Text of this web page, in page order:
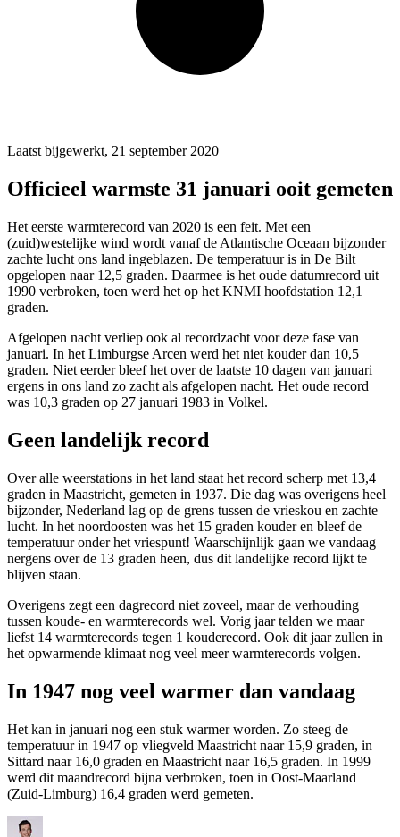
Laatst bijgewerkt, 21 september 2020
Officieel warmste 31 januari ooit gemeten
Het eerste warmterecord van 2020 is een feit. Met een
(zuid)westelijke wind wordt vanaf de Atlantische Oceaan bijzonder
zachte lucht ons land ingeblazen. De temperatuur is in De Bilt
opgelopen naar 12,5 graden. Daarmee is het oude datumrecord uit
1990 verbroken, toen werd het op het KNMI hoofdstation 12,1
graden.
Afgelopen nacht verliep ook al recordzacht voor deze fase van
januari. In het Limburgse Arcen werd het niet kouder dan 10,5
graden. Niet eerder bleef het over de laatste 10 dagen van januari
ergens in ons land zo zacht als afgelopen nacht. Het oude record
was 10,3 graden op 27 januari 1983 in Volkel.
Geen landelijk record
Over alle weerstations in het land staat het record scherp met 13,4
graden in Maastricht, gemeten in 1937. Die dag was overigens heel
bijzonder, Nederland lag op de grens tussen de vrieskou en zachte
lucht. In het noordoosten was het 15 graden kouder en bleef de
temperatuur onder het vriespunt! Waarschijnlijk gaan we vandaag
nergens over de 13 graden heen, dus dit landelijke record lijkt te
blijven staan.
Overigens zegt een dagrecord niet zoveel, maar de verhouding
tussen koude- en warmterecords wel. Vorig jaar telden we maar
liefst 14 warmterecords tegen 1 kouderecord. Ook dit jaar zullen in
het opwarmende klimaat nog veel meer warmterecords volgen.
In 1947 nog veel warmer dan vandaag
Het kan in januari nog een stuk warmer worden. Zo steeg de
temperatuur in 1947 op vliegveld Maastricht naar 15,9 graden, in
Sittard naar 16,0 graden en Maastricht naar 16,5 graden. In 1999
werd dit maandrecord bijna verbroken, toen in Oost-Maarland
(Zuid-Limburg) 16,4 graden werd gemeten.